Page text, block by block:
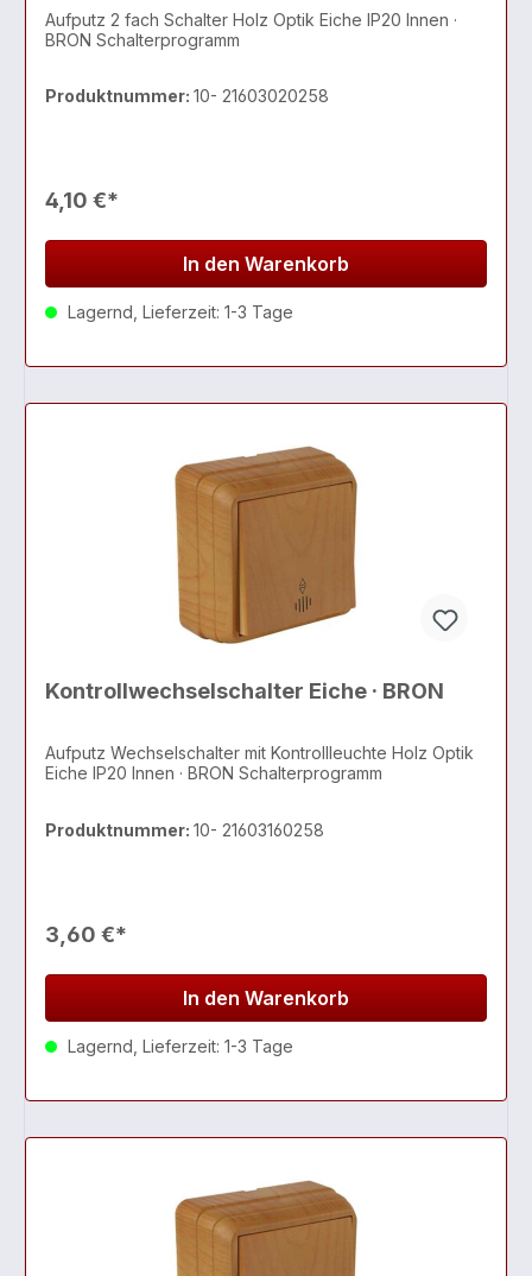
Aufputz 2 fach Schalter Holz Optik Eiche IP20 Innen ·
BRON Schalterprogramm
Produktnummer: 10- 21603020258
4,10 €*
In den Warenkorb
Lagernd, Lieferzeit: 1-3 Tage
Kontrollwechselschalter Eiche · BRON
Aufputz Wechselschalter mit Kontrollleuchte Holz Optik
Eiche IP20 Innen · BRON Schalterprogramm
Produktnummer: 10- 21603160258
3,60 €*
In den Warenkorb
Lagernd, Lieferzeit: 1-3 Tage